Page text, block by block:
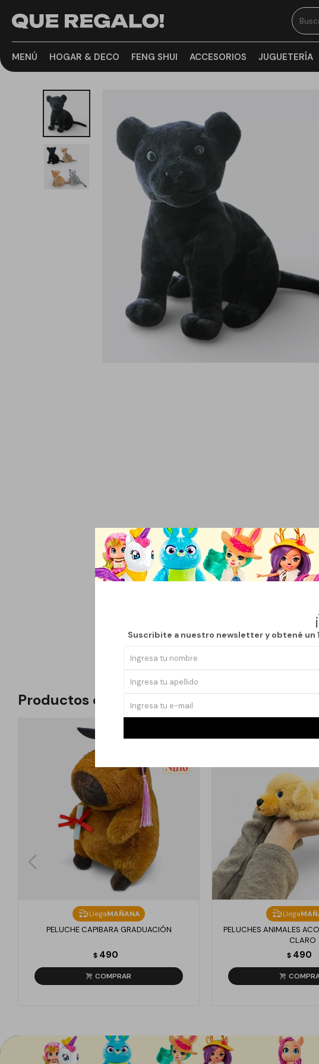
Suscribite a nuestro newsletter y obtené un
MENÚ HOGAR & DECO FENG SHUI ACCESORIOS JUGUETERÍA
Fabricado con tela suave, su
diseño atractivo y amigable lo
cualquier habitación. Su
como un adorable accesorio en el
Productos que te pueden interesar
LlegaMAÑANA
PELUCHE CAPIBARA GRADUACIÓN
$ 490
Llega
PELUCHES ANIMALES
CLARO
$ 490